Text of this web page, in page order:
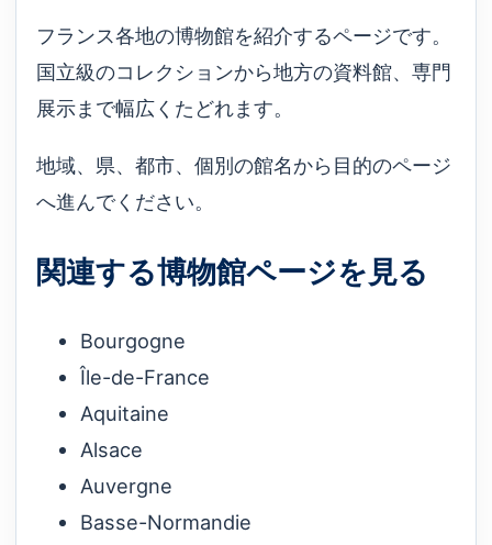
フランス各地の博物館を紹介するページです。
国立級のコレクションから地方の資料館、専門
展示まで幅広くたどれます。
地域、県、都市、個別の館名から目的のページ
へ進んでください。
関連する博物館ページを見る
Bourgogne
Île-de-France
Aquitaine
Alsace
Auvergne
Basse-Normandie